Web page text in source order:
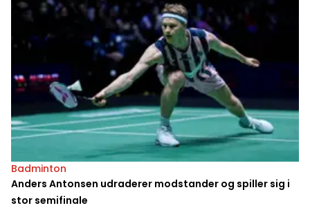
Badminton
Anders Antonsen udraderer modstander og spiller sig i
stor semifinale